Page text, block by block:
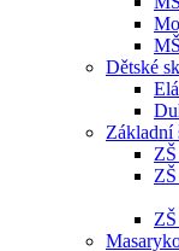
Dětské
Základní